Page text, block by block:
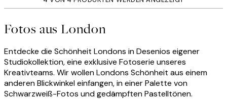
Fotos aus London
Entdecke die Schönheit Londons in Desenios eigener
Studiokollektion, eine exklusive Fotoserie unseres
Kreativteams. Wir wollen Londons Schönheit aus einem
anderen Blickwinkel einfangen, in einer Palette von
Schwarzweiß-Fotos und gedämpften Pastelltönen.